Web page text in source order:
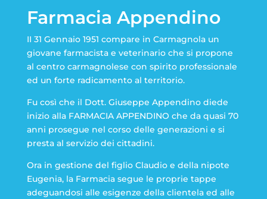
Farmacia Appendino
II 31 Gennaio 1951 compare in Carmagnola un
giovane farmacista e veterinario che si propone
al centro carmagnolese con spirito professionale
ed un forte radicamento al territorio.
Fu così che il Dott. Giuseppe Appendino diede
inizio alla FARMACIA APPENDINO che da quasi 70
anni prosegue nel corso delle generazioni e si
presta al servizio dei cittadini.
Ora in gestione del figlio Claudio e della nipote
Eugenia, la Farmacia segue le proprie tappe
adeguandosi alle esigenze della clientela ed alle